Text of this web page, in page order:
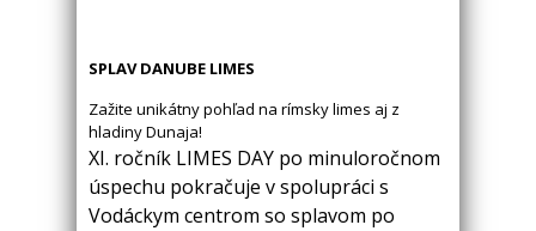
SPLAV DANUBE LIMES
Zažite unikátny pohľad na rímsky limes aj z
hladiny Dunaja!
XI. ročník LIMES DAY po minuloročnom
úspechu pokračuje v spolupráci s
Vodáckym centrom so splavom po